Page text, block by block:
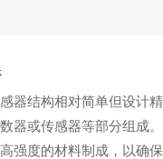
器结构相对简单但设计
器或传感器等部分组成
强度的材料制成，以确